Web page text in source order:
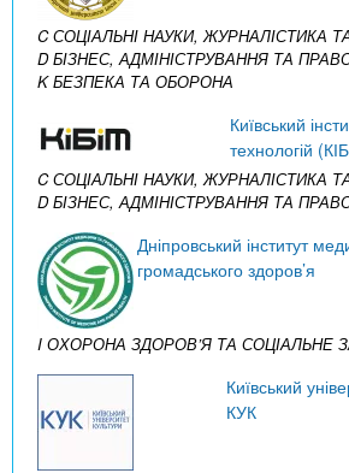
C СОЦІАЛЬНІ НАУКИ, ЖУРНАЛІСТИКА
D БІЗНЕС, АДМІНІСТРУВАННЯ ТА
K БЕЗПЕКА ТА ОБОРОНА
Київський
технологій
C СОЦІАЛЬНІ НАУКИ, ЖУРНАЛІСТИКА
D БІЗНЕС, АДМІНІСТРУВАННЯ ТА
Дніпровський інститут
громадського здоров’я
I ОХОРОНА ЗДОРОВ’Я ТА СОЦІАЛЬНЕ
Київський
КУК